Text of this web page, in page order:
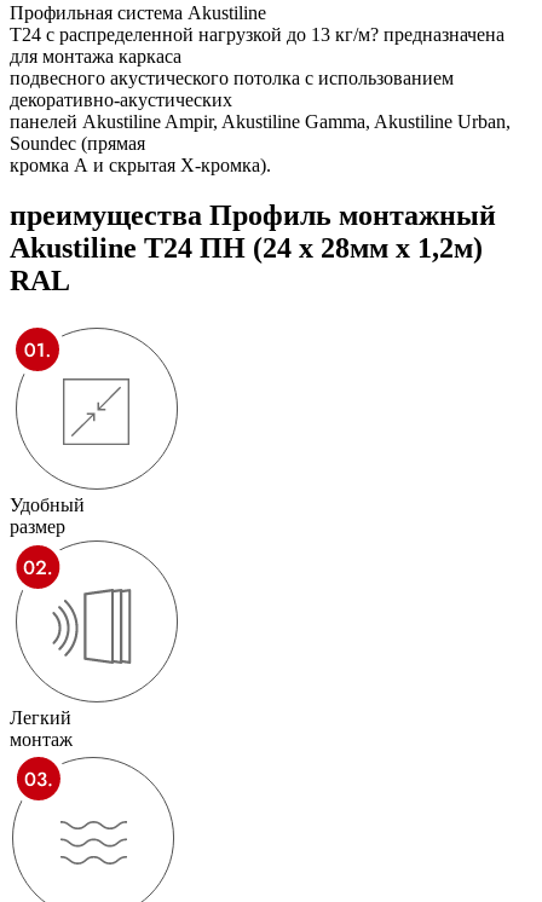
Профильная система Akustiline
T24 с распределенной нагрузкой до 13 кг/м? предназначена
для монтажа каркаса
подвесного акустического потолка с использованием
декоративно-акустических
панелей Akustiline Ampir, Akustiline Gamma, Akustiline Urban,
Soundec (прямая
кромка А и скрытая Х-кромка).
преимущества Профиль монтажный
Akustiline T24 ПН (24 х 28мм х 1,2м)
RAL
Удобный
размер
Легкий
монтаж